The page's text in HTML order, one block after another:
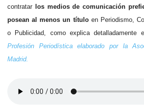
contratar
los medios de comunicación
posean al menos un títuloen Periodismo,
o Publicidad, como explica detalladamente
Profesión Periodística elaborado por la
Madrid.